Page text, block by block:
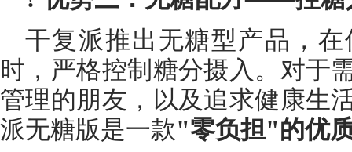
干复派推出无糖型产品，
时，严格控制糖分摄入。对于
管理的朋友，以及追求健康生
派无糖版是一款"零负担"的优